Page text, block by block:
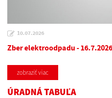
10.07.2026
Zber elektroodpadu - 16.7.2026
zobraziť viac
ÚRADNÁ TABUĽA